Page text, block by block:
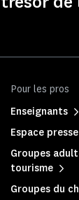
Pour les pros
Enseignants
Espace presse
Groupes
tourisme
Groupes du